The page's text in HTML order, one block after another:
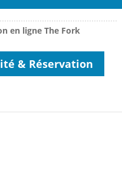
en ligne The Fork
& Réservation